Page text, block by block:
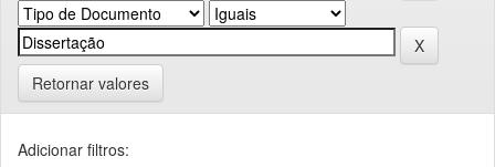
Retornar valores
Adicionar filtros: